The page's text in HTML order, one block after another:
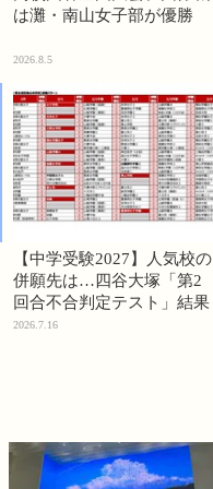
は灘・南山女子部が優勝
2026.8.5
【中学受験2027】人気校の
併願先は…四谷大塚「第2
回合不合判定テスト」結果
2026.7.16